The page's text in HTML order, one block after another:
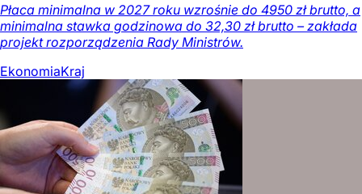
Płaca minimalna w 2027 roku wzrośnie do 4950 zł brutto, a
minimalna stawka godzinowa do 32,30 zł brutto – zakłada
projekt rozporządzenia Rady Ministrów.
EkonomiaKraj